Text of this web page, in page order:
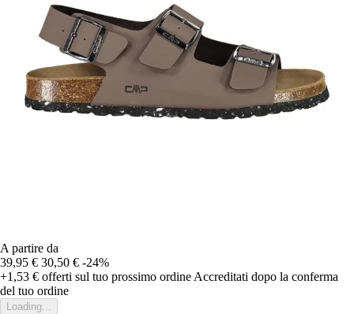
A partire da
39,95 € 30,50 € -24%
+1,53 € offerti sul tuo prossimo ordine Accreditati dopo la conferma
del tuo ordine
Loading...